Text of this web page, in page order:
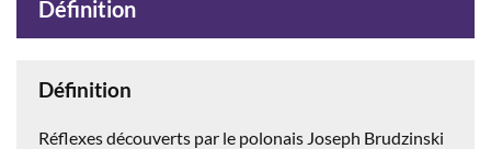
Définition
Définition
Réflexes découverts par le polonais Joseph Brudzinski